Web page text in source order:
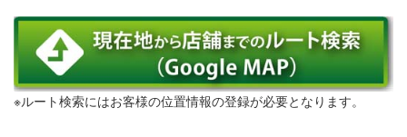
※ルート検索にはお客様の位置情報の登録が必要となります。